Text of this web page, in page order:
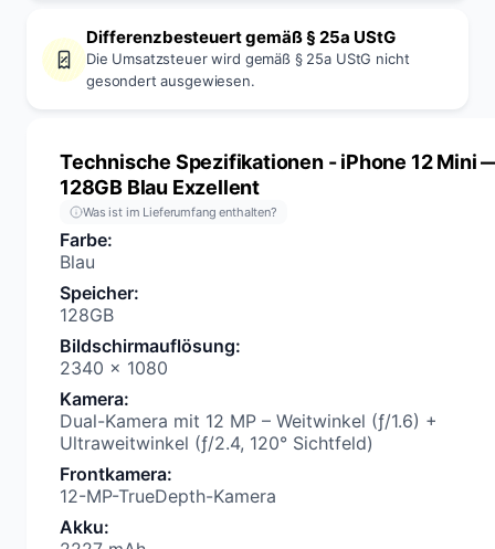
Differenzbesteuert gemäß § 25a UStG
Die Umsatzsteuer wird gemäß § 25a UStG nicht
gesondert ausgewiesen.
Technische Spezifikationen- iPhone 12 Mini
128GB Blau Exzellent
Was ist im Lieferumfang enthalten?
Farbe:
Blau
Speicher:
128GB
Bildschirmauflösung:
2340 × 1080
Kamera:
Dual-Kamera mit 12 MP – Weitwinkel (ƒ/1.6) +
Ultraweitwinkel (ƒ/2.4, 120° Sichtfeld)
Frontkamera:
12-MP-TrueDepth-Kamera
Akku: